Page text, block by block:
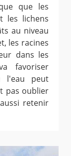
que les
les lichens
au niveau
les racines
dans les
favoriser
l'eau peut
pas oublier
retenir